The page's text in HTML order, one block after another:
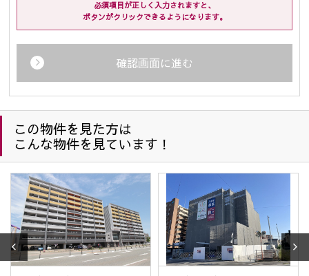
連絡、賃貸借契約、保証契約、保証委託契約、管理委託契
約、それらに付随する契約の締結、仲介、履行、及び契約
・企業主導型保育事業の運営のため
(2) 住宅等の管理業務を委託された場合、委託された業務を遂
行するために個人情報を利用します。
(3) 上記(1)の利用目的の達成に必要な範囲での、個人情報の第
三者への提供及び第三者からの提供。
(4) 上記(1)の業務及び情報、サービスの提供のための郵便物、
電話、電子メール等による営業活動。
(5) 情報、サービスの提供については、ご本人からの申し出が
ありましたら、利用を停止致します。
(6) 個人情報保護のため、当社が以前から保有しています個人
情報の利用にあたっては、本人の同意を得たうえでご利用
させて頂きます。
(7) 防犯のための監視カメラの画像
(8) 名刺交換などで取得した取引先様の個人情報は、業務連
必須項目が正しく入力されますと、
ボタンがクリックできるようになります。
確認画面に進む
この物件を見た方は
こんな物件を見ています！